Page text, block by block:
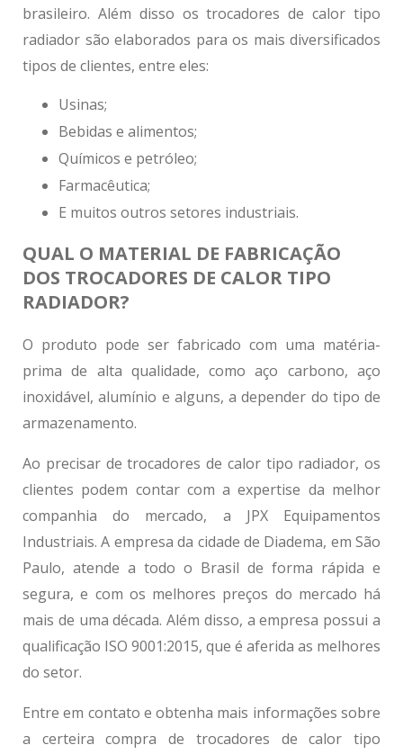
brasileiro. Além disso ostrocadores de calor tipo
radiador são elaborados para os mais diversificados
tipos de clientes, entre eles:
Usinas;
Bebidas e alimentos;
Químicos e petróleo;
Farmacêutica;
E muitos outros setores industriais.
QUAL O MATERIAL DE FABRICAÇÃO
DOS TROCADORES DE CALOR TIPO
RADIADOR?
O produto pode ser fabricado com uma matéria-
prima de alta qualidade, como aço carbono, aço
inoxidável, alumínio e alguns, a depender do tipo de
armazenamento.
Ao precisar detrocadores de calor tipo radiador, os
clientes podem contar com a expertise da melhor
companhia do mercado, a JPX Equipamentos
Industriais. A empresa da cidade de Diadema, em São
Paulo, atende a todo o Brasil de forma rápida e
segura, e com os melhores preços do mercado há
mais de uma década. Além disso, a empresa possui a
qualificação ISO 9001:2015, que é aferida as melhores
do setor.
Entre em contato e obtenha mais informações sobre
a certeira compra de trocadores de calor tipo